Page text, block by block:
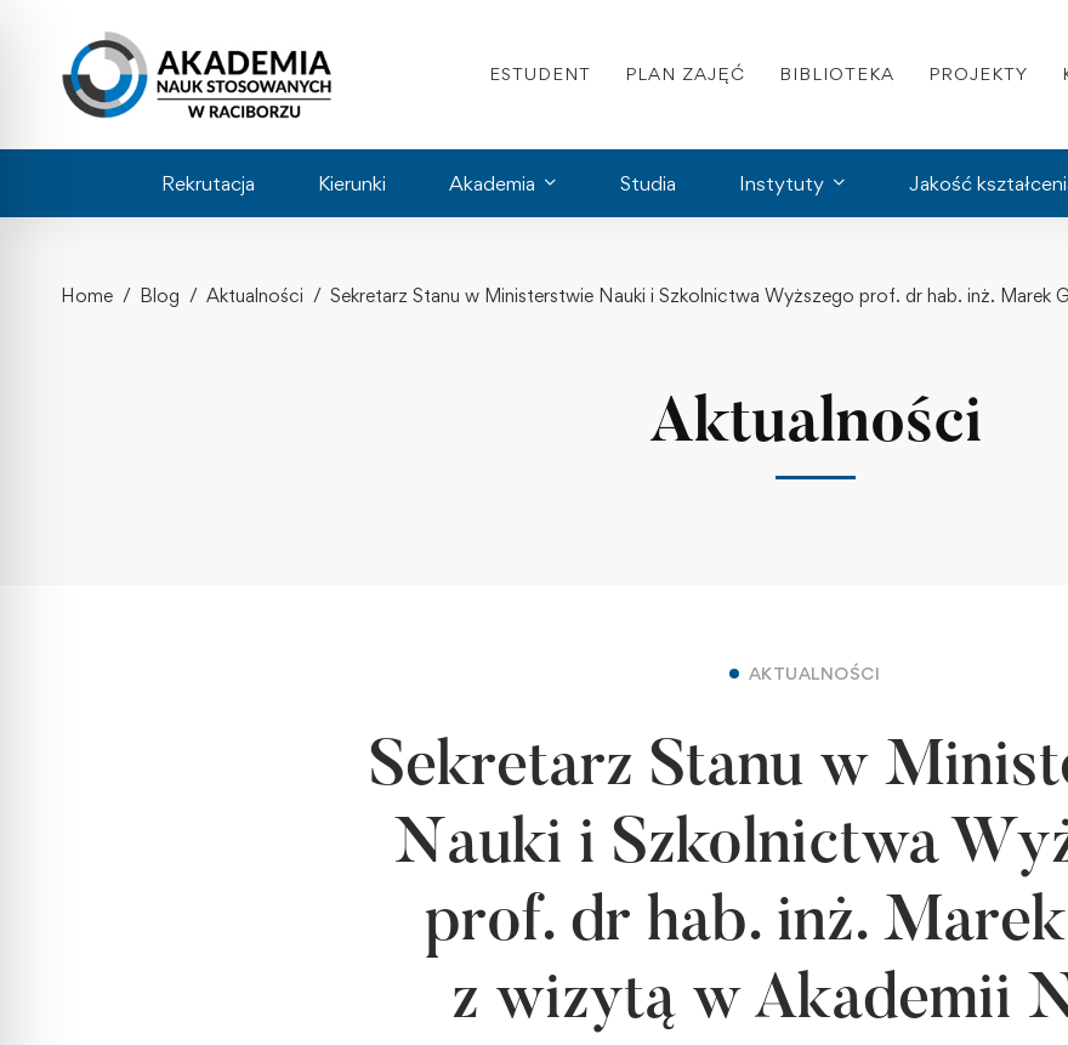
ESTUDENT PLAN ZAJĘĆ BIBLIOTEKA PROJEKTY
Rekrutacja Kierunki Akademia Studia Instytuty Jakość
Home Blog Aktualności Sekretarz Stanu w Ministerstwie Nauki i Szkolnictwa Wyższego prof. dr hab. inż.
Aktualności
AKTUALNOŚCI
Sekretarz Stanu w
Nauki i Szkolnictwa
prof. dr hab. inż.
z wizytą w Akademii